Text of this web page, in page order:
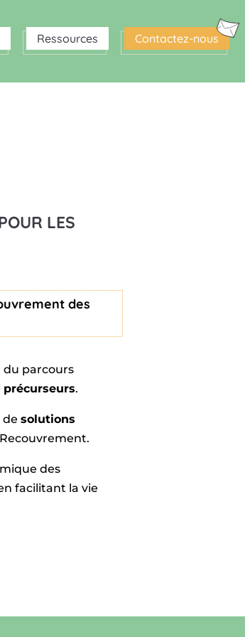
Ressources Contactez-nous
LES
des
du parcours
précurseurs.
de solutions
des
facilitant la vie